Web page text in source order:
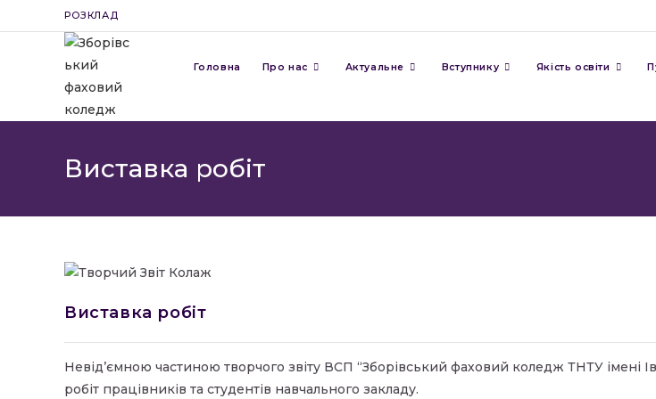
до
РОЗКЛАД
Головна Про нас Актуальне Вступнику Якість освіти
Виставка робіт
Виставка робіт
Невід’ємною частиною творчого звіту ВСП “Зборівський фаховий коледж ТНТУ імені
робіт працівників та студентів навчального закладу.